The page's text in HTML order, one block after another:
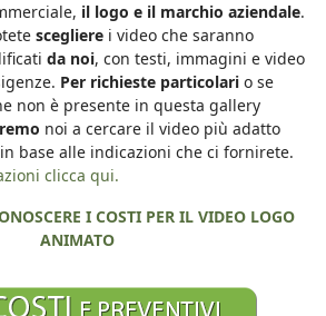
il logo e il marchio aziendale.
scegliere i video che saranno
da noi, con testi, immagini e video
Per richieste particolari o se
non è presente in questa gallery
noi a cercare il video più adatto
base alle indicazioni che ci fornirete.
clicca qui.
I COSTI PER IL VIDEO LOGO
ANIMATO